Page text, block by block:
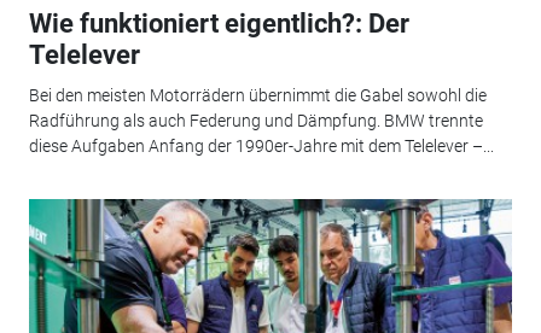
Wie funktioniert eigentlich?: Der
Telelever
Bei den meisten Motorrädern übernimmt die Gabel sowohl die
Radführung als auch Federung und Dämpfung. BMW trennte
diese Aufgaben Anfang der 1990er-Jahre mit dem Telelever –...